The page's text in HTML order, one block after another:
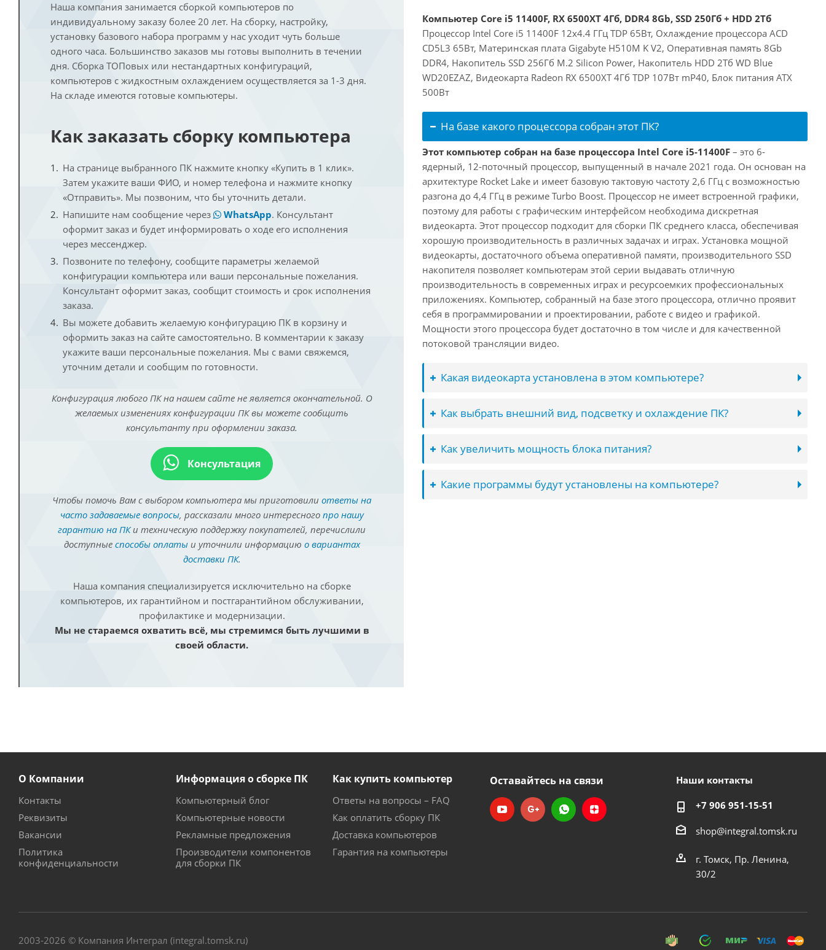
Наша компания занимается сборкой компьютеров по
индивидуальному заказу более 20 лет. На сборку, настройку,
установку базового набора программ у нас уходит чуть больше
одного часа. Большинство заказов мы готовы выполнить в течении
дня. Сборка ТОПовых или нестандартных конфигураций,
компьютеров с жидкостным охлаждением осуществляется за 1-3 дня.
На складе имеются готовые компьютеры.
Как заказать сборку компьютера
На странице выбранного ПК нажмите кнопку «Купить в 1 клик».
Затем укажите ваши ФИО, и номер телефона и нажмите кнопку
«Отправить». Мы позвоним, что бы уточнить детали.
Напишите нам сообщение через
WhatsApp. Консультант
оформит заказ и будет информировать о ходе его исполнения
через мессенджер.
Позвоните по телефону, сообщите параметры желаемой
конфигурации компьютера или ваши персональные пожелания.
Консультант оформит заказ, сообщит стоимость и срок исполнения
заказа.
Вы можете добавить желаемую конфигурацию ПК в корзину и
оформить заказ на сайте самостоятельно. В комментарии к заказу
укажите ваши персональные пожелания. Мы с вами свяжемся,
уточним детали и сообщим по готовности.
Конфигурация любого ПК на нашем сайте не является окончательной. О
желаемых изменениях конфигурации ПК вы можете сообщить
консультанту при оформлении заказа.
Консультация
Чтобы помочь Вам с выбором компьютера мы приготовили ответы на
часто задаваемые вопросы, рассказали много интересного про нашу
гарантию на ПКи техническую поддержку покупателей, перечислили
доступные способы оплатыи уточнили информацию о вариантах
доставки ПК.
Наша компания специализируется исключительно на сборке
компьютеров, их гарантийном и постгарантийном обслуживании,
профилактике и модернизации.
Мы не стараемся охватить всё, мы стремимся быть лучшими в
своей области.
Компьютер Core i5 11400F, RX 6500XT 4Гб, DDR4 8Gb, SSD 250Гб + HDD 2Тб
Процессор Intel Core i5 11400F 12x4.4 ГГц TDP 65Вт, Охлаждение процессора ACD
CD5L3 65Вт, Материнская плата Gigabyte H510M K V2, Оперативная память 8Gb
DDR4, Накопитель SSD 256Гб M.2 Silicon Power, Накопитель HDD 2Тб WD Blue
WD20EZAZ, Видеокарта Radeon RX 6500XT 4Гб TDP 107Вт mP40, Блок питания ATX
500Вт
На базе какого процессора собран этот ПК?
Этот компьютер собран на базе процессора Intel Core i5-11400F – это 6-
ядерный, 12-поточный процессор, выпущенный в начале 2021 года. Он основан на
архитектуре Rocket Lake и имеет базовую тактовую частоту 2,6 ГГц с возможностью
разгона до 4,4 ГГц в режиме Turbo Boost. Процессор не имеет встроенной графики,
поэтому для работы с графическим интерфейсом необходима дискретная
видеокарта. Этот процессор подходит для сборки ПК среднего класса, обеспечивая
хорошую производительность в различных задачах и играх. Установка мощной
видеокарты, достаточного объема оперативной памяти, производительного SSD
накопителя позволяет компьютерам этой серии выдавать отличную
производительность в современных играх и ресурсоемких профессиональных
приложениях. Компьютер, собранный на базе этого процессора, отлично проявит
себя в программировании и проектировании, работе с видео и графикой.
Мощности этого процессора будет достаточно в том числе и для качественной
потоковой трансляции видео.
Какая видеокарта установлена в этом компьютере?
Как выбрать внешний вид, подсветку и охлаждение ПК?
Как увеличить мощность блока питания?
Какие программы будут установлены на компьютере?
О Компании
Контакты
Реквизиты
Вакансии
Политика
конфиденциальности
Информация о сборке ПК
Компьютерный блог
Компьютерные новости
Рекламные предложения
Производители компонентов
для сборки ПК
Как купить компьютер
Ответы на вопросы – FAQ
Как оплатить сборку ПК
Доставка компьютеров
Гарантия на компьютеры
Оставайтесь на связи Наши контакты
+7 906 951-15-51
shop@integral.tomsk.ru
г. Томск, Пр. Ленина,
30/2
2003-2026 © Компания Интеграл (integral.tomsk.ru)